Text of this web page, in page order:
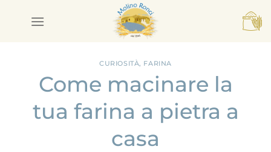
CURIOSITÀ, FARINA
Come macinare la
tua farina a pietra a
casa